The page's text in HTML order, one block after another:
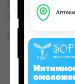
TJS до 8.10
Таджикистана